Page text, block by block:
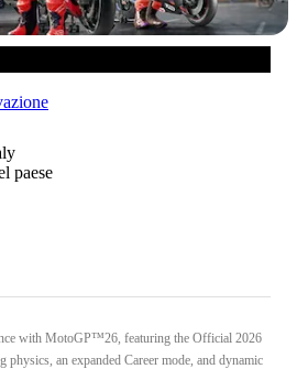
paese
with MotoGP™26, featuring the Official 2026
physics, an expanded Career mode, and dynamic